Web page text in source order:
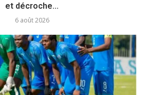
et décroche...
6 août 2026